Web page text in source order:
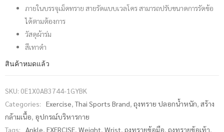
ภายในบรรจุเม็ดทราย สายรัดแบบเวลโคร สามารถปรับขนาดการรัดข้อ
ได้ตามต้องการ
วัสดุผ้าร่ม
สีเทาดำ
สินค้าหมดแล้ว
SKU: 0E1X0AB3744-1GYBK
Categories:
Exercise,Thai Sports Brand, ถุงทราย ปลอกน้ำหนัก, สร้าง
กล้ามเนื้อ, อุปกรณ์บริหารกาย
Tags:
Ankle, EXERCISE, Weight, Wrist, ถุงทรายข้อมือ, ถุงทรายข้อเท้า,